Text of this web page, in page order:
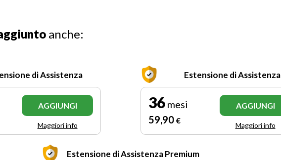
anche:
di Assistenza
AGGIUNGI
Maggiori info
Estensione di Assistenza
36 mesi
59,90 €
AGGIUNGI
Maggiori info
Estensione di Assistenza Premium